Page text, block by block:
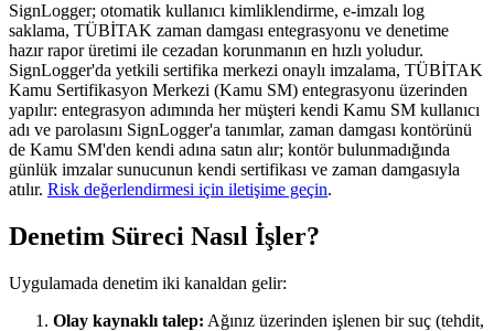
SignLogger; otomatik kullanıcı kimliklendirme, e-imzalı log
saklama, TÜBİTAK zaman damgası entegrasyonu ve denetime
hazır rapor üretimi ile cezadan korunmanın en hızlı yoludur.
SignLogger'da yetkili sertifika merkezi onaylı imzalama, TÜBİTAK
Kamu Sertifikasyon Merkezi (Kamu SM) entegrasyonu üzerinden
yapılır: entegrasyon adımında her müşteri kendi Kamu SM kullanıcı
adı ve parolasını SignLogger'a tanımlar, zaman damgası kontörünü
de Kamu SM'den kendi adına satın alır; kontör bulunmadığında
günlük imzalar sunucunun kendi sertifikası ve zaman damgasıyla
atılır. Risk değerlendirmesi için iletişime geçin.
Denetim Süreci Nasıl İşler?
Uygulamada denetim iki kanaldan gelir:
Olay kaynaklı talep: Ağınız üzerinden işlenen bir suç (tehdit,